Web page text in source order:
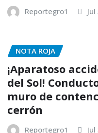
Reportegro1
NOTA ROJA
¡Aparatoso
del Sol!
muro de
cerrón
Reportegro1